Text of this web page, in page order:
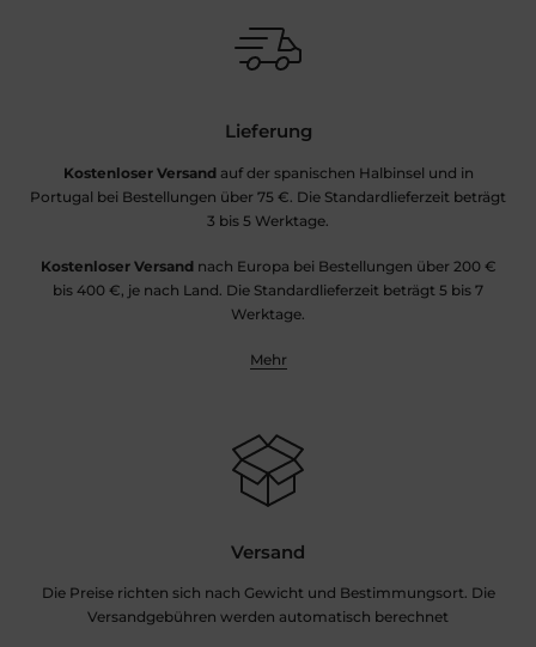
Lieferung
Kostenloser Versandauf der spanischen Halbinsel und in
Portugal bei Bestellungen über 75 €. Die Standardlieferzeit beträgt
3 bis 5 Werktage.
Kostenloser Versandnach Europa bei Bestellungen über 200 €
bis 400 €, je nach Land. Die Standardlieferzeit beträgt 5 bis 7
Werktage.
Mehr
Versand
Die Preise richten sich nach Gewicht und Bestimmungsort. Die
Versandgebühren werden automatisch berechnet